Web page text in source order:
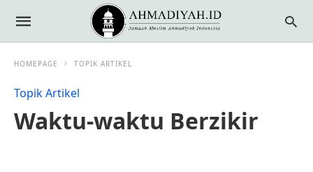
HOMEPAGE TOPIK ARTIKEL
Topik Artikel
Waktu-waktu Berzikir